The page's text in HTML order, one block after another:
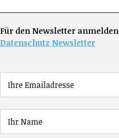
Für den Newsletter anmelden
Datenschutz Newsletter